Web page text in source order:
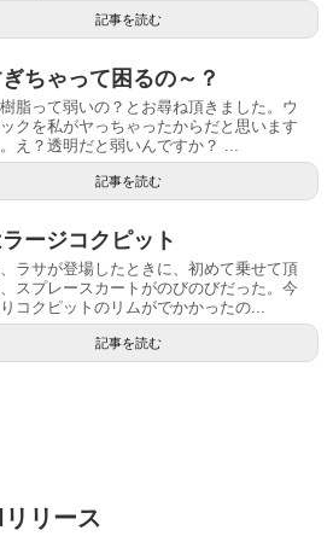
記事を読む
ちゃって困るの～？
脂って弱いの？とお尋ね頂きました。ウ
クを私がヤっちゃったからだと思います
え？透明だと弱いんですか？ ...
記事を読む
ージコクピット
ラサが登場したときに、初めて乗せて頂
スプレースカートがのびのびだった。今
コクピットのリムがでかかったの...
記事を読む
リース